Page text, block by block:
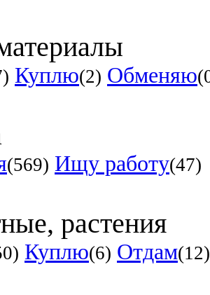
Куплю(2) Обменяю
(569) Ищу работу(47)
растения
Куплю(6) Отдам(12)